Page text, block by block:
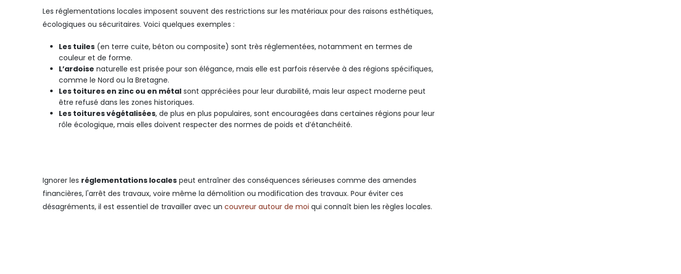
Les réglementations locales imposent souvent des restrictions sur les matériaux pour des raisons esthétiques,
écologiques ou sécuritaires. Voici quelques exemples :
Les tuiles (en terre cuite, béton ou composite) sont très réglementées, notamment en termes de
couleur et de forme.
L’ardoise naturelle est prisée pour son élégance, mais elle est parfois réservée à des régions spécifiques,
comme le Nord ou la Bretagne.
Les toitures en zinc ou en métal sont appréciées pour leur durabilité, mais leur aspect moderne peut
être refusé dans les zones historiques.
Les toitures végétalisées, de plus en plus populaires, sont encouragées dans certaines régions pour leur
rôle écologique, mais elles doivent respecter des normes de poids et d’étanchéité.
Ignorer les réglementations locales peut entraîner des conséquences sérieuses comme des amendes
financières, l'arrêt des travaux, voire même la démolition ou modification des travaux. Pour éviter ces
désagréments, il est essentiel de travailler avec un couvreur autour de moi qui connaît bien les règles locales.